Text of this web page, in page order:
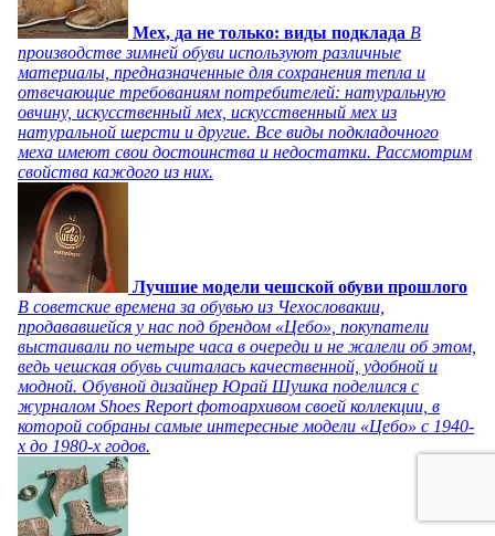
Мех, да не только: виды подклада В
производстве зимней обуви используют различные
материалы, предназначенные для сохранения тепла и
отвечающие требованиям потребителей: натуральную
овчину, искусственный мех, искусственный мех из
натуральной шерсти и другие. Все виды подкладочного
меха имеют свои достоинства и недостатки. Рассмотрим
свойства каждого из них.
Лучшие модели чешской обуви прошлого
В советские времена за обувью из Чехословакии,
продававшейся у нас под брендом «Цебо», покупатели
выстаивали по четыре часа в очереди и не жалели об этом,
ведь чешская обувь считалась качественной, удобной и
модной. Обувной дизайнер Юрай Шушка поделился с
журналом Shoes Report фотоархивом своей коллекции, в
которой собраны самые интересные модели «Цебо» с 1940-
х до 1980-х годов.